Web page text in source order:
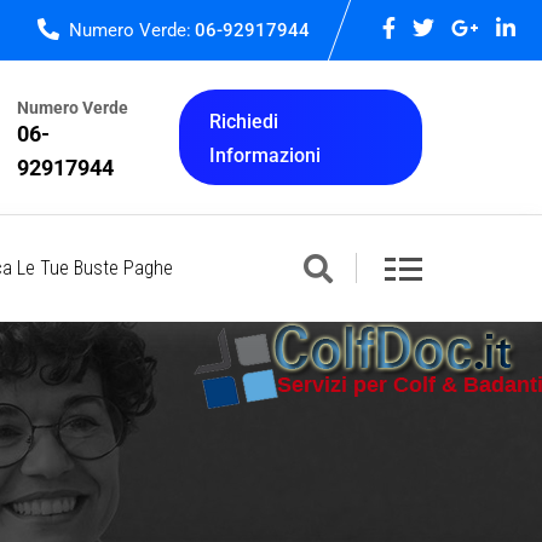
Numero Verde: 06-92917944
Numero Verde
06-
92917944
Richiedi
Informazioni
Le Tue Buste Paghe